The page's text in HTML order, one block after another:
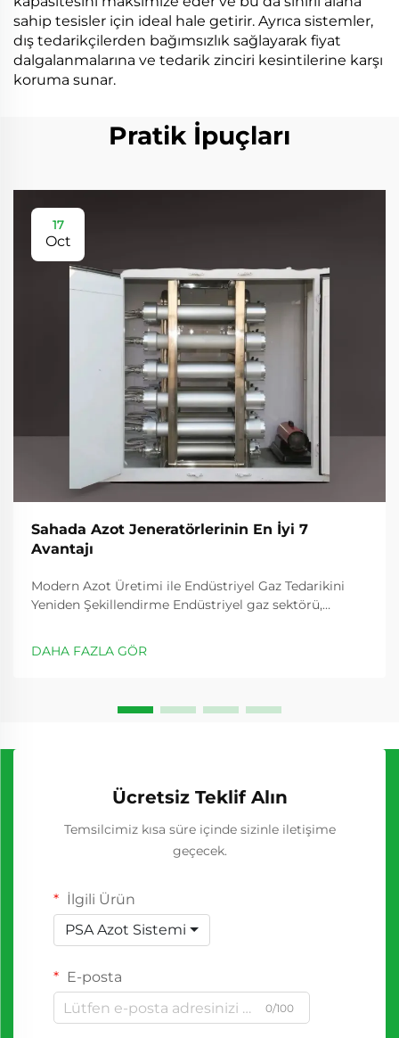
sahip tesisler için ideal hale getirir. Ayrıca sistemler,
dış tedarikçilerden bağımsızlık sağlayarak fiyat
dalgalanmalarına ve tedarik zinciri kesintilerine karşı
koruma sunar.
Pratik İpuçları
17
Oct
Sahada Azot Jeneratörlerinin En İyi 7
Avantajı
Modern Azot Üretimi ile Endüstriyel Gaz Tedarikini
Yeniden Şekillendirme Endüstriyel gaz sektörü,
giderek daha fazla fark etmesiyle dönüşüm
yaşmaktadır. Bu yenilikçi sistemler...
DAHA FAZLA GÖR
Ücretsiz Teklif Alın
Temsilcimiz kısa süre içinde sizinle iletişime
geçecek.
İlgili Ürün
PSA Azot Sistemi
E-posta
0/100